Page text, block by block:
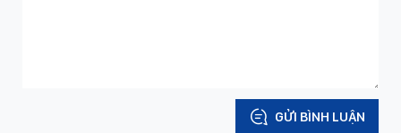
GỬI BÌNH LUẬN